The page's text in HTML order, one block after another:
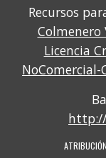
Recursos
Colmenero
Licencia
http://